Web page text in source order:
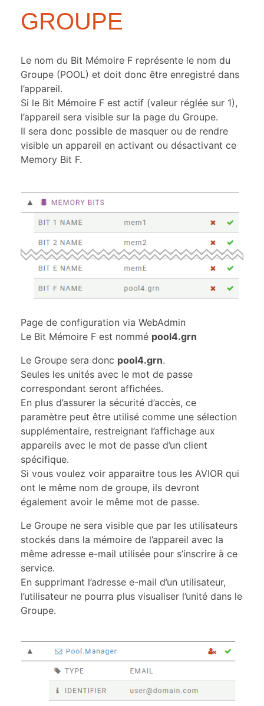
GROUPE
Le nom du Bit Mémoire F représente le nom du
Groupe (POOL) et doit donc être enregistré dans
l’appareil.
Si le Bit Mémoire F est actif (valeur réglée sur 1),
l’appareil sera visible sur la page du Groupe.
Il sera donc possible de masquer ou de rendre
visible un appareil en activant ou désactivant ce
Memory Bit F.
Page de configuration via WebAdmin
Le Bit Mémoire F est nommé pool4.grn
Le Groupe sera donc pool4.grn.
Seules les unités avec le mot de passe
correspondant seront affichées.
En plus d’assurer la sécurité d’accès, ce
paramètre peut être utilisé comme une sélection
supplémentaire, restreignant l’affichage aux
appareils avec le mot de passe d’un client
spécifique.
Si vous voulez voir apparaitre tous les AVIOR qui
ont le même nom de groupe, ils devront
également avoir le même mot de passe.
Le Groupe ne sera visible que par les utilisateurs
stockés dans la mémoire de l’appareil avec la
même adresse e-mail utilisée pour s’inscrire à ce
service.
En supprimant l’adresse e-mail d’un utilisateur,
l’utilisateur ne pourra plus visualiser l’unité dans le
Groupe.